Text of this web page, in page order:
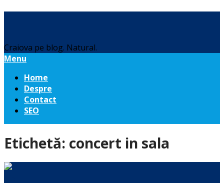
Craiova pe blog. Natural.
Menu
Home
Despre
Contact
SEO
Etichetă: concert in sala